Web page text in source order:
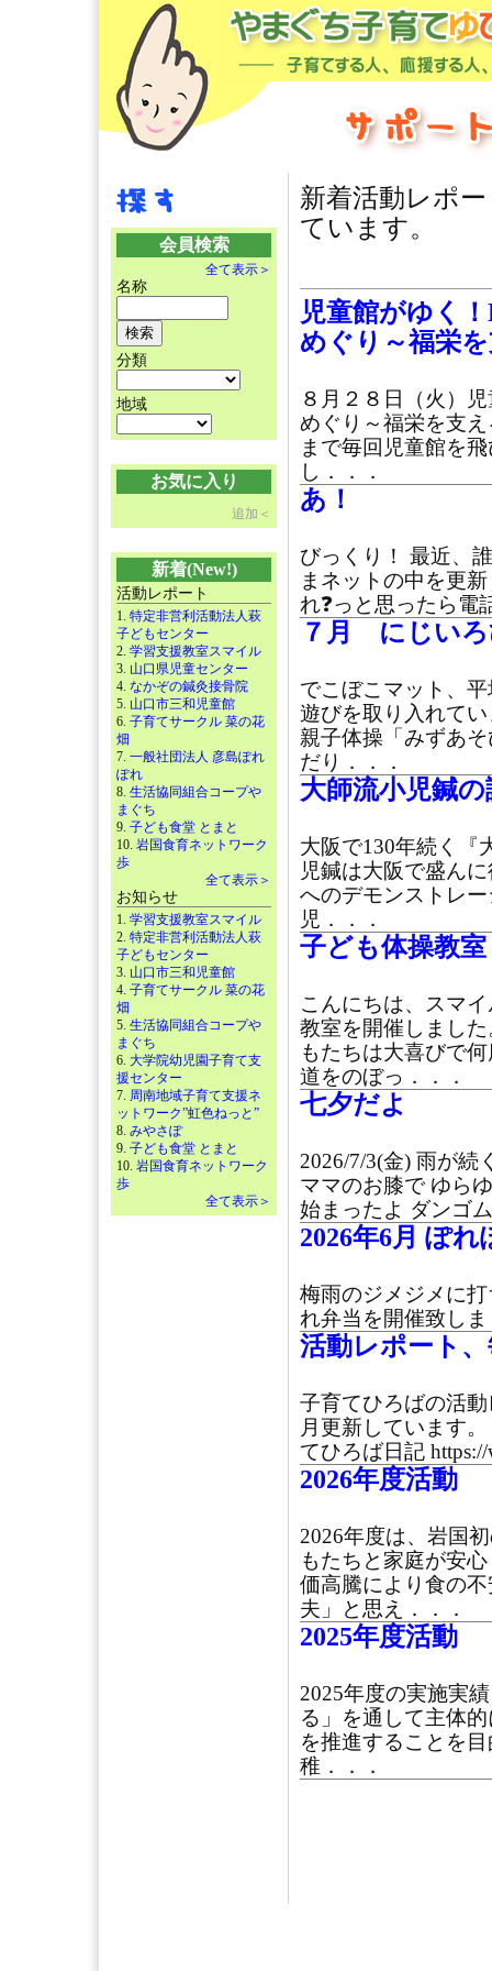
会員検索
全て表示＞
名称
分類
地域
お気に入り
追加＜
新着(New!)
活動レポート
1. 特定非営利活動法人萩
子どもセンター
2. 学習支援教室スマイル
3. 山口県児童センター
4. なかぞの鍼灸接骨院
5. 山口市三和児童館
6. 子育てサークル 菜の花
畑
7. 一般社団法人 彦島ぽれ
ぽれ
8. 生活協同組合コープや
まぐち
9. 子ども食堂 とまと
10. 岩国食育ネットワーク
歩
全て表示＞
お知らせ
1. 学習支援教室スマイル
2. 特定非営利活動法人萩
子どもセンター
3. 山口市三和児童館
4. 子育てサークル 菜の花
畑
5. 生活協同組合コープや
まぐち
6. 大学院幼児園子育て支
援センター
7. 周南地域子育て支援ネ
ットワーク”虹色ねっと”
8. みやさぽ
9. 子ども食堂 とまと
10. 岩国食育ネットワーク
歩
全て表示＞
新着活動レポ
ています。
児童館がゆく
めぐり～福栄
８月２８日（火）
めぐり～福栄を支
まで毎回児童館を
し．．．
あ！
びっくり！ 最近、
まネットの中を更
れ❓っと思ったら電
７月 にじいろ
でこぼこマット、
遊びを取り入れて
親子体操「みずあ
だり．．．
大師流小児鍼
大阪で130年続く『
児鍼は大阪で盛ん
へのデモンストレ
児．．．
子ども体操教室
こんにちは、スマ
教室を開催しまし
もたちは大喜びで
道をのぼっ．．．
七夕だよ
2026/7/3(金) 雨が続
ママのお膝で ゆら
始まったよ ダンゴ
2026年6月 ぽれ
梅雨のジメジメに
れ弁当を開催致し
活動レポート
子育てひろばの活
月更新しています
てひろば日記
2026年度活動
2026年度は、岩国
もたちと家庭が安
価高騰により食の
夫」と思え．．．
2025年度活動
2025年度の実施実
る」を通して主体
を推進することを
稚．．．